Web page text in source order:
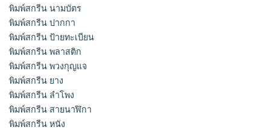
พิมพ์สกรีน นามบัตร
พิมพ์สกรีน ปากกา
พิมพ์สกรีน ป้ายทะเบียน
พิมพ์สกรีน พลาสติก
พิมพ์สกรีน พวงกุญแจ
พิมพ์สกรีน ยาง
พิมพ์สกรีน ลำโพง
พิมพ์สกรีน สายนาฬิกา
พิมพ์สกรีน หนัง